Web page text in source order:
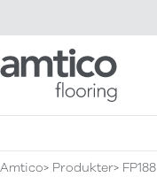
Amtico Flooring
Amtico Produkter FP188